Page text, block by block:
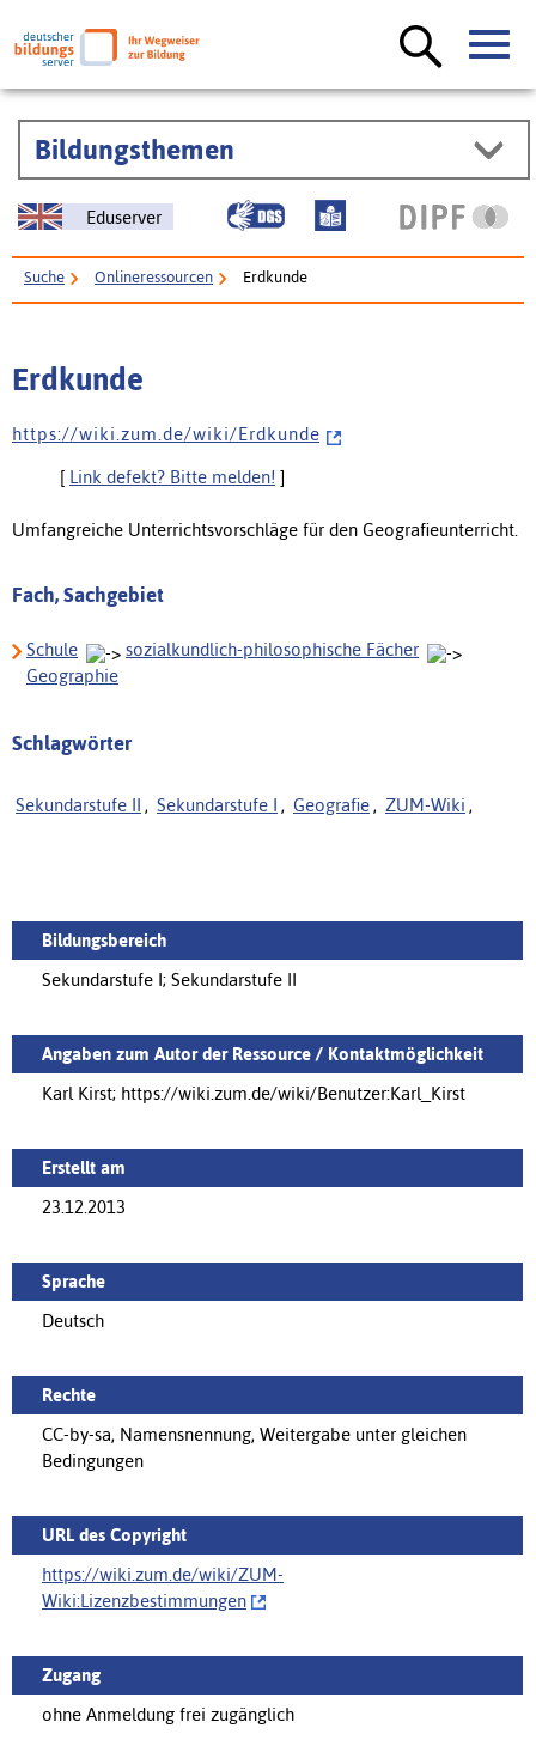
Bildungsthemen
Eduserver
Suche Onlineressourcen Erdkunde
Erdkunde
h t t p s : / / w i k i . z u m . d e / w i k i / E r d k u n d e
[ Link defekt? Bitte melden! ]
Umfangreiche Unterrichtsvorschläge für den Geografieunterricht.
Fach, Sachgebiet
Schule
sozialkundlich-philosophische Fächer
Geographie
Schlagwörter
Sekundarstufe II , Sekundarstufe I , Geografie , ZUM-Wiki ,
Bildungsbereich
Sekundarstufe I; Sekundarstufe II
Angaben zum Autor der Ressource / Kontaktmöglichkeit
Karl Kirst; https://wiki.zum.de/wiki/Benutzer:Karl_Kirst
Erstellt am
23.12.2013
Sprache
Deutsch
Rechte
CC-by-sa, Namensnennung, Weitergabe unter gleichen
Bedingungen
URL des Copyright
https://wiki.zum.de/wiki/‌ZUM-
Wiki:Lizenzbestimmungen
Zugang
ohne Anmeldung frei zugänglich